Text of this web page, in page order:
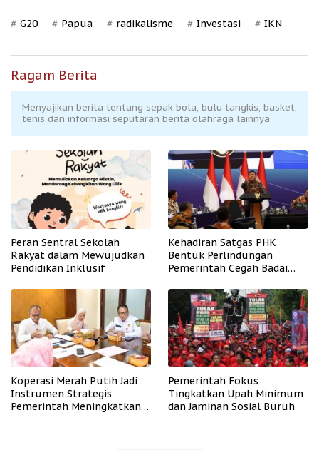
G20 Papua radikalisme Investasi IKN
Ragam Berita
Menyajikan berita tentang sepak bola, bulu tangkis, basket,
tenis dan informasi seputaran berita olahraga lainnya
Peran Sentral Sekolah
Rakyat dalam Mewujudkan
Pendidikan Inklusif
Kehadiran Satgas PHK
Bentuk Perlindungan
Pemerintah Cegah Badai
Koperasi Merah Putih Jadi
Instrumen Strategis
Pemerintah Meningkatkan
Pemerintah Fokus
Tingkatkan Upah Minimum
dan Jaminan Sosial Buruh